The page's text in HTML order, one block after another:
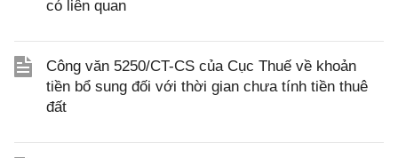
có liên quan
Công văn 5250/CT-CS của Cục Thuế về khoản
tiền bổ sung đối với thời gian chưa tính tiền thuê
đất